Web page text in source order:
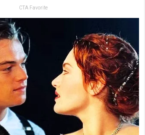
CTA Favorite